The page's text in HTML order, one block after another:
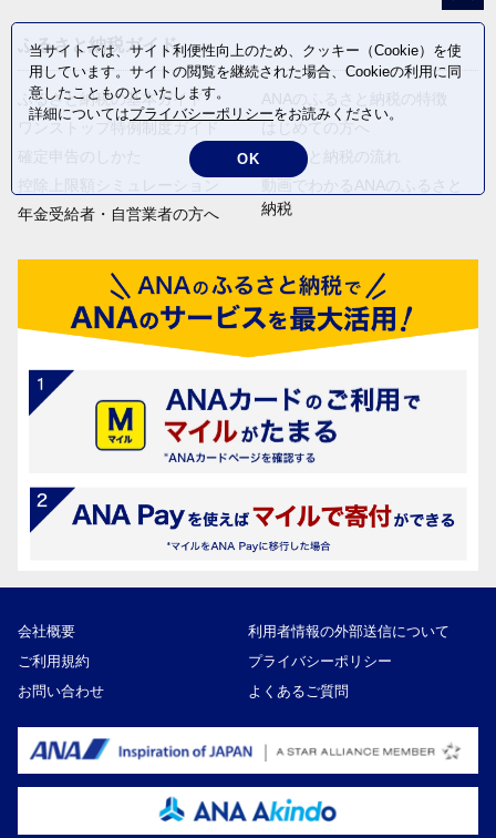
ふるさと納税ガイド
ふるさと納税の基本ガイド
年金受給者・自営業者の方へ
ふるさと納税の流れ
納税
会社概要
利用者情報の外部送信について
ご利用規約
プライバシーポリシー
お問い合わせ
よくあるご質問
当サイトでは、サイト利便性向上のため、クッキー（Cookie）を使
用しています。サイトの閲覧を継続された場合、Cookieの利用に同
意したことものといたします。
詳細についてはプライバシーポリシーをお読みください。
OK